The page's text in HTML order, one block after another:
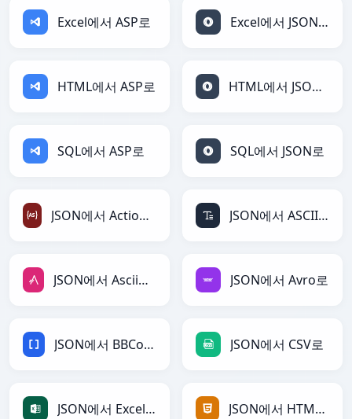
Excel에서 ASP로 Excel에서 JSON로
HTML에서 ASP로 HTML에서 JSON로
SQL에서 ASP로 SQL에서 JSON로
JSON에서 ActionScript로 JSON에서 ASCII로
JSON에서 AsciiDoc로 JSON에서 Avro로
JSON에서 BBCode로 JSON에서 CSV로
JSON에서 Excel로 JSON에서 HTML로